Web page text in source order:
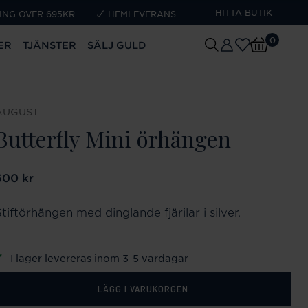
ÖVER 695KR HEMLEVERANS HITTA BUTIK
TJÄNSTER SÄLJ GULD 0
Mini örhängen
: 600 kr
kr
med dinglande fjärilar i silver.
I lager levereras inom 3-5 vardagar
LÄGG I VARUKORGEN